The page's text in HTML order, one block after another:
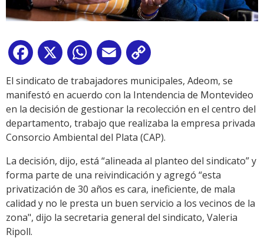
Facebook
X WhatsApp
Email
Link
El sindicato de trabajadores municipales, Adeom, se
manifestó en acuerdo con la Intendencia de Montevideo
en la decisión de gestionar la recolección en el centro del
departamento, trabajo que realizaba la empresa privada
Consorcio Ambiental del Plata (CAP).
La decisión, dijo, está “alineada al planteo del sindicato” y
forma parte de una reivindicación y agregó “esta
privatización de 30 años es cara, ineficiente, de mala
calidad y no le presta un buen servicio a los vecinos de la
zona", dijo la secretaria general del sindicato, Valeria
Ripoll.